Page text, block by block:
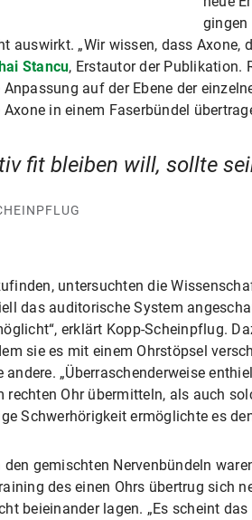
gingen
auswirkt. „Wir wissen, dass Axone,
Stancu, Erstautor der Publikation.
Anpassung auf der Ebene der
in einem Faserbündel
fit bleiben will, sollte
untersuchten die
das auditorische System
erklärt Kopp-Scheinpflug.
sie es mit einem Ohrstöpsel
„Überraschenderweise
Ohr übermitteln, als auch
Schwerhörigkeit ermöglichte es
den gemischten Nervenbündeln
des einen Ohrs übertrug sich
beieinander lagen. „Es scheint